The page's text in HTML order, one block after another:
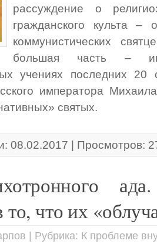
рассуждение о
гражданского культа –
коммунистических
большая часть –
учениях последних
императора
святых.
08.02.2017 | Просмотров:
то, что их
| Рубрика: К проблеме